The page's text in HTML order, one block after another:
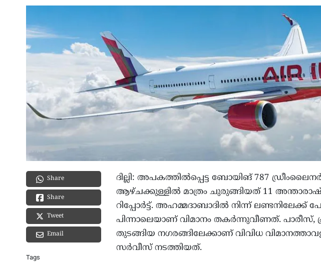
Share
Share
Tweet
Email
Tags
ദില്ലി: അപകത്തിൽപ്പെട്ട ബോയിങ് 787
ആഴ്ചക്കുള്ളിൽ മാത്രം ചുരുങ്ങിയത് 11
റിപ്പോർട്ട്. അഹമ്മദാബാദിൽ നിന്ന്
പിന്നാലെയാണ് വിമാനം തകർന്നുവീണത്.
തുടങ്ങിയ നഗരങ്ങിലേക്കാണ് വിവിധ
സർവീസ് നടത്തിയത്.